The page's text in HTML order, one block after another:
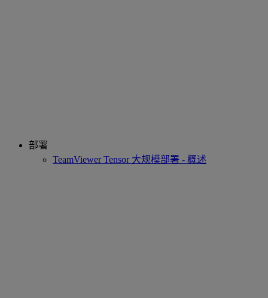
部署
TeamViewer Tensor 大规模部署 - 概述